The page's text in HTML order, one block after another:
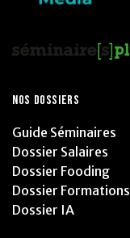
NOS DOSSIERS
Guide Séminaires
Dossier Salaires
Dossier Fooding
Dossier Formations
Dossier IA